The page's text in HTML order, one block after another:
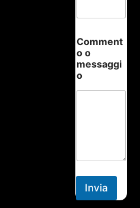
Comment
o o
messaggi
o
Invia